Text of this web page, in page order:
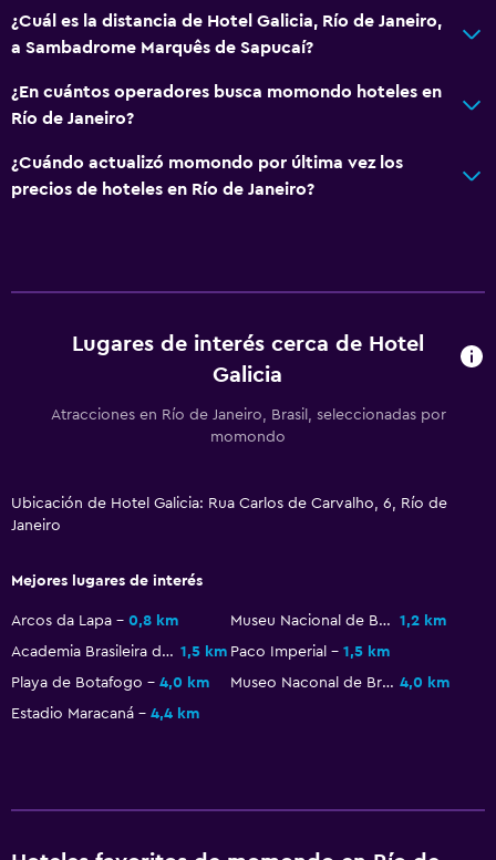
Habitación
Enchufe cerca de la cama
Despertador
Perchero
Armario o clóset
Casilleros
Espacio de almacenamiento
Restaurante
Bar/lounge
Limpieza diaria
¿Cuál es la distancia de Hotel Galicia, Río de Janeiro,
a Sambadrome Marquês de Sapucaí?
¿En cuántos operadores busca momondo hoteles en
Río de Janeiro?
¿Cuándo actualizó momondo por última vez los
precios de hoteles en Río de Janeiro?
Lugares de interés cerca de Hotel
Galicia
Atracciones en Río de Janeiro, Brasil, seleccionadas por
momondo
Ubicación de Hotel Galicia: Rua Carlos de Carvalho, 6, Río de
Janeiro
Mejores lugares de interés
Arcos da Lapa 0,8 km Museu Nacional de Belas Artes
1,2 km
Academia Brasileira de Letras 1,5 km Paco Imperial
1,5 km
Playa de Botafogo
4,0 km Museo Naconal de Brasil 4,0 km
Estadio Maracaná
4,4 km